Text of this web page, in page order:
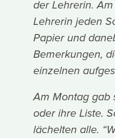
der Lehrerin.
Lehrerin jeden
Papier und
Bemerkungen,
einzelnen
Am Montag gab
oder ihre Liste.
lächelten alle.